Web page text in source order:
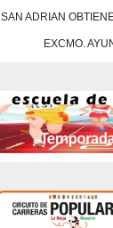
SAN ADRIAN
EXCMO.